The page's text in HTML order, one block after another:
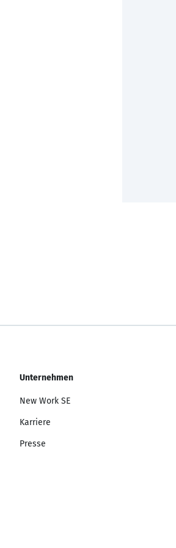
Unternehmen
New Work SE
Karriere
Presse